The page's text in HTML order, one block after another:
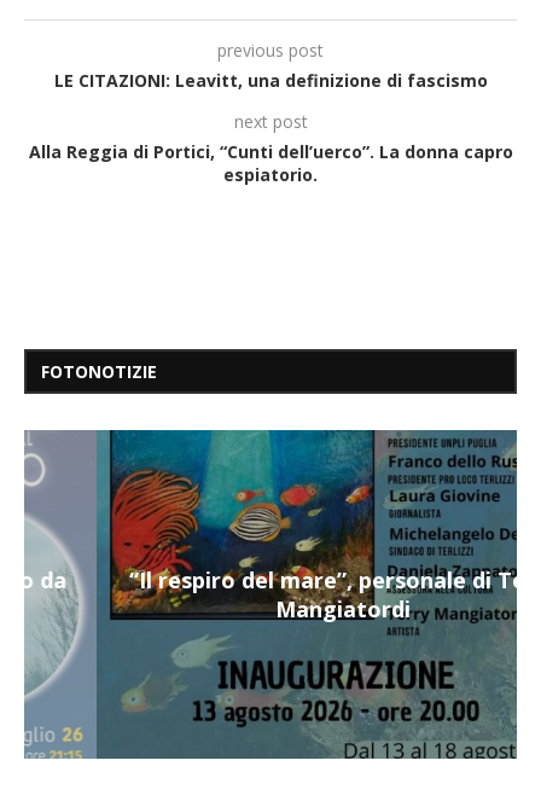
previous post
LE CITAZIONI: Leavitt, una definizione di fascismo
next post
Alla Reggia di Portici, “Cunti dell’uerco”. La donna capro
espiatorio.
FOTONOTIZIE
“Il respiro del mare”, personale di Terry
Mangiatordi